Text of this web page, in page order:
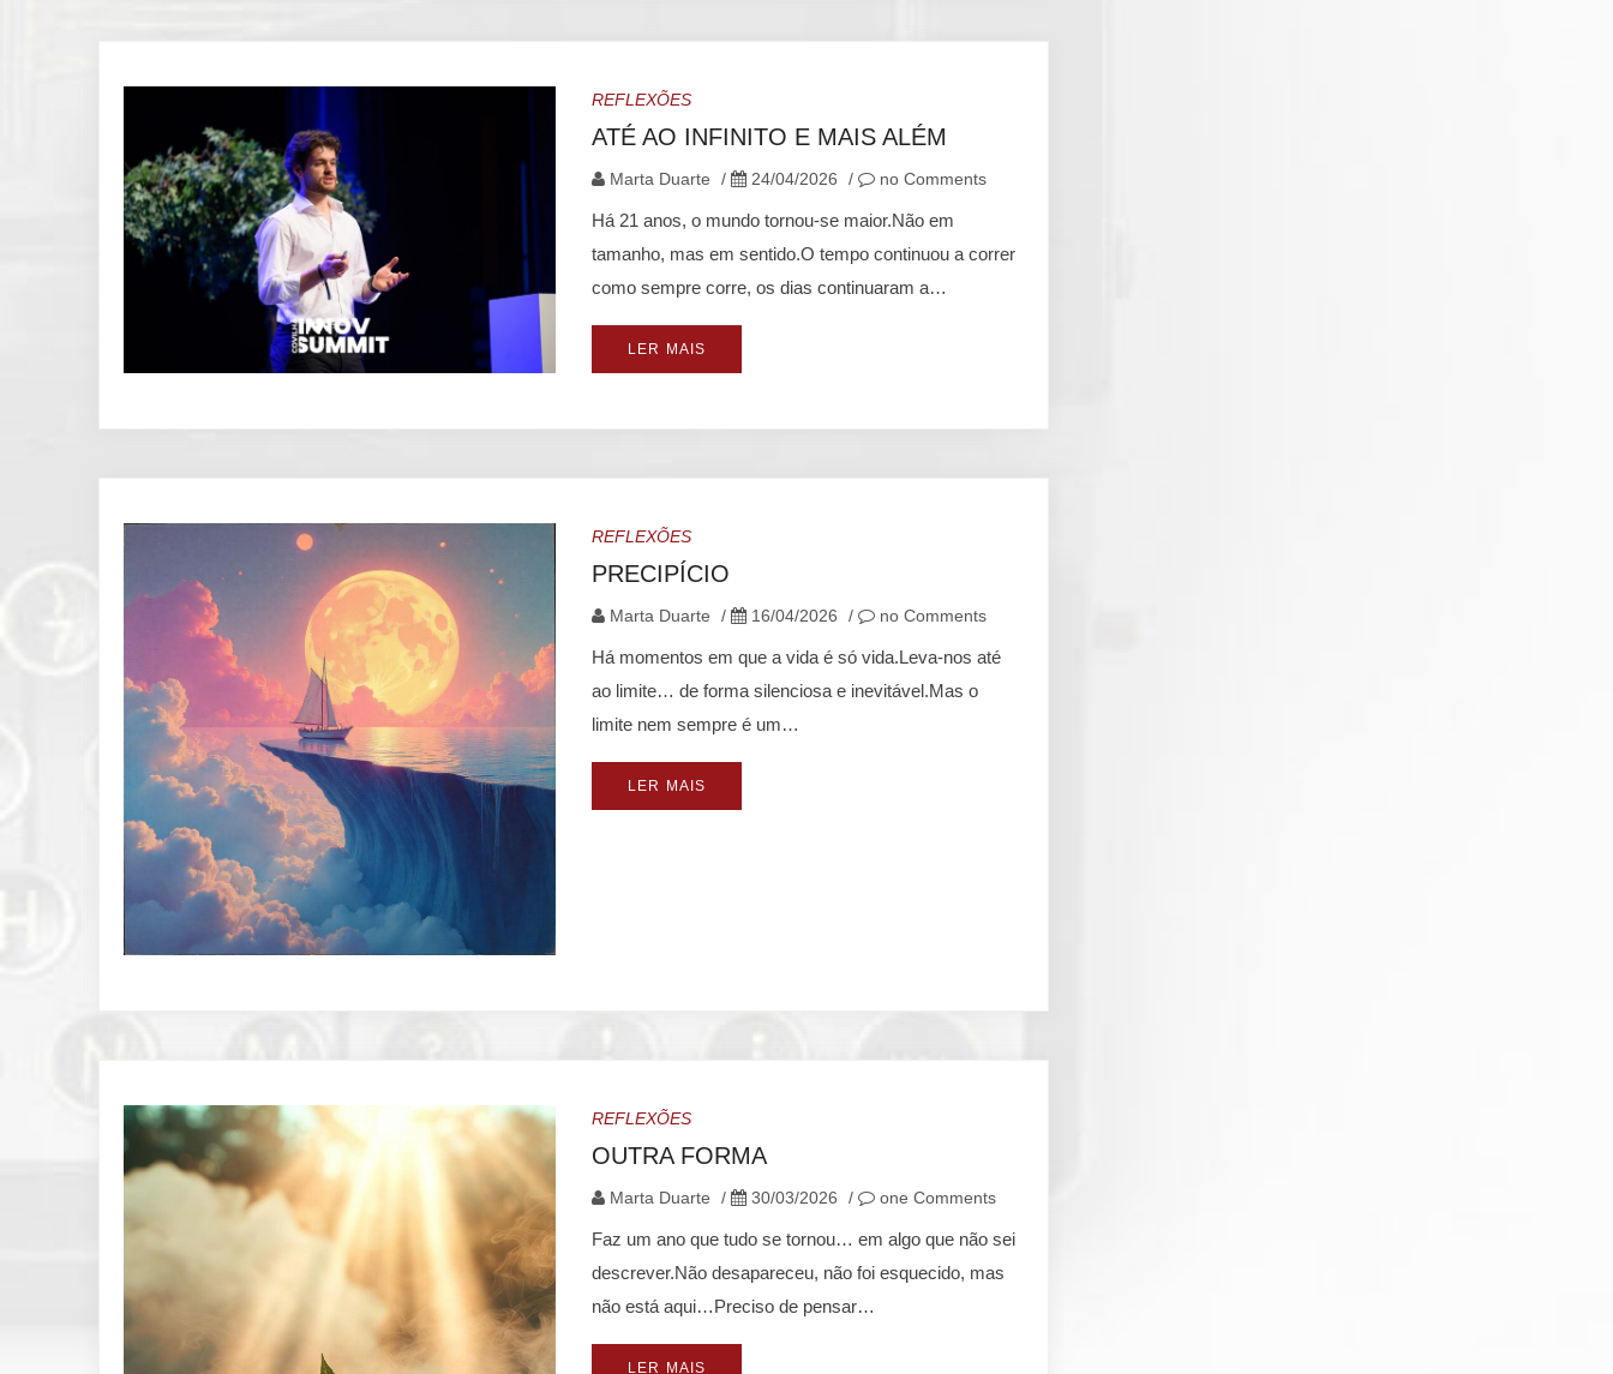
REFLEXÕES
ATÉ AO INFINITO E MAIS ALÉM
Marta Duarte / 24/04/2026 / no Comments
Há 21 anos, o mundo tornou-se maior.Não em
tamanho, mas em sentido.O tempo continuou a correr
como sempre corre, os dias continuaram a…
LER MAIS
REFLEXÕES
PRECIPÍCIO
Marta Duarte / 16/04/2026 / no Comments
Há momentos em que a vida é só vida.Leva-nos até
ao limite… de forma silenciosa e inevitável.Mas o
limite nem sempre é um…
LER MAIS
REFLEXÕES
OUTRA FORMA
Marta Duarte / 30/03/2026 / one Comments
Faz um ano que tudo se tornou… em algo que não sei
descrever.Não desapareceu, não foi esquecido, mas
não está aqui…Preciso de pensar…
LER MAIS